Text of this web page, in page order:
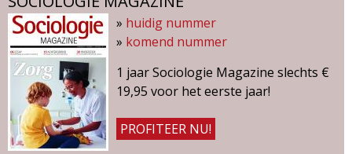
» huidig nummer
» komend nummer
1 jaar Sociologie Magazine slechts €
19,95 voor het eerste jaar!
PROFITEER NU!